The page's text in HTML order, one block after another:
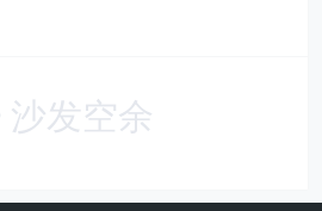
沙发空余